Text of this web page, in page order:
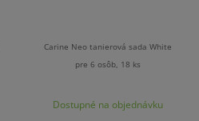
Carine Neo tanierová sada White
pre 6 osôb, 18 ks
Dostupné na objednávku